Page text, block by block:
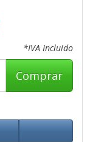
*IVA Incluido
Comprar